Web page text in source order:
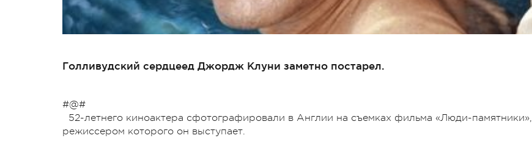
Голливудский сердцеед Джордж Клуни заметно постарел.
#@#
52-летнего киноактера сфотографировали в Англии на съемках фильма «Люди-памятники»,
режиссером которого он выступает.